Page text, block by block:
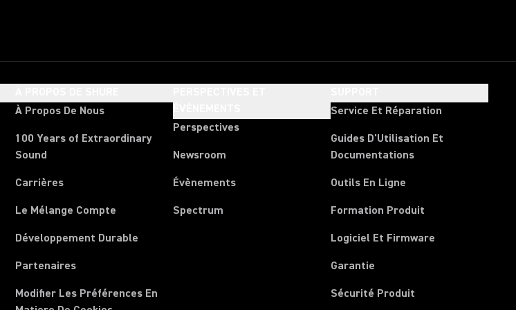
À Propos De Nous
100 Years of Extraordinary
Sound
Carrières
Le Mélange Compte
Développement Durable
Partenaires
Modifier Les Préférences En
Perspectives
Newsroom
Évènements
Spectrum
Service Et Réparation
Guides D'Utilisation Et
Documentations
Outils En Ligne
Formation Produit
Logiciel Et Firmware
Garantie
Sécurité Produit